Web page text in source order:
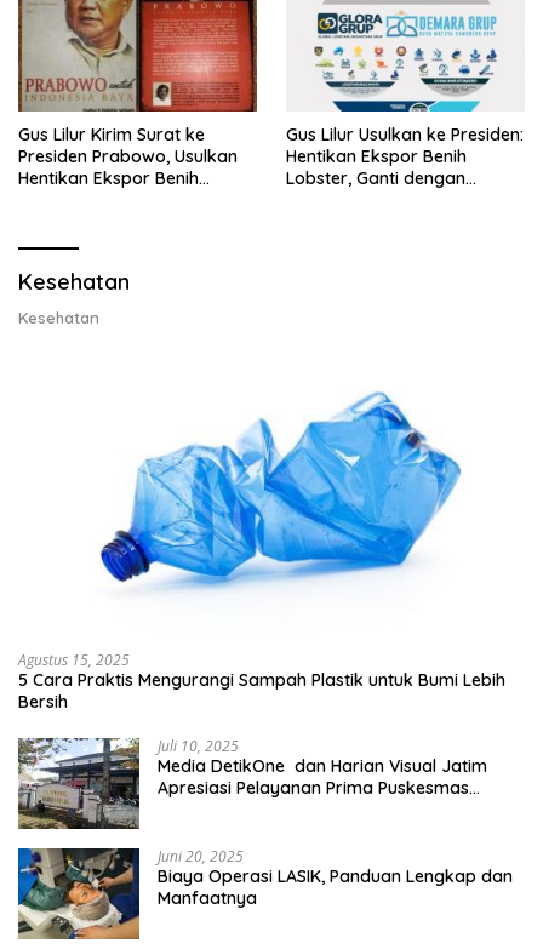
Gus Lilur Kirim Surat ke
Presiden Prabowo, Usulkan
Hentikan Ekspor Benih
Gus Lilur Usulkan ke Presiden:
Hentikan Ekspor Benih
Lobster, Ganti dengan
Kesehatan
Kesehatan
Agustus 15, 2025
5 Cara Praktis Mengurangi Sampah Plastik untuk Bumi Lebih
Bersih
Juli 10, 2025
Media DetikOne dan Harian Visual Jatim
Apresiasi Pelayanan Prima Puskesmas
Juni 20, 2025
Biaya Operasi LASIK, Panduan Lengkap dan
Manfaatnya